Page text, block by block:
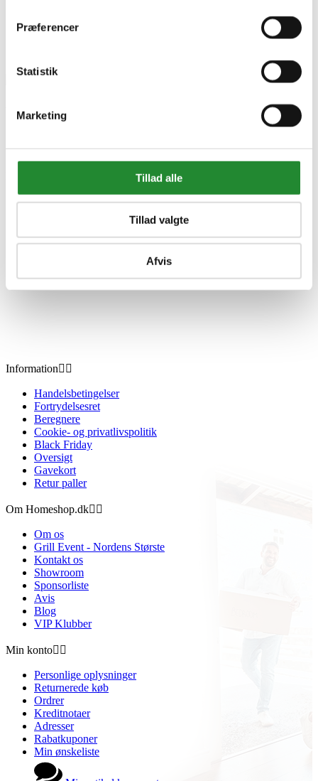
Præferencer
Statistik
Marketing
Tillad alle
Tillad valgte
Afvis
Wimex hegn fag 1,4x1,895m -
Information 
Handelsbetingelser
Fortrydelsesret
Beregnere
Cookie- og privatlivspolitik
Black Friday
Oversigt
Gavekort
Retur paller
Om Homeshop.dk 
Om os
Grill Event - Nordens Største
Kontakt os
Showroom
Sponsorliste
Avis
Blog
VIP Klubber
Min konto 
Personlige oplysninger
Returnerede køb
Ordrer
Kreditnotaer
Adresser
Rabatkuponer
Min ønskeliste